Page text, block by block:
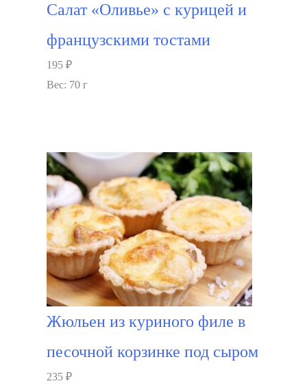
Салат «Оливье» с курицей и
французскими тостами
195 ₽
Вес: 70 г
Жюльен из куриного филе в
песочной корзинке под сыром
235 ₽